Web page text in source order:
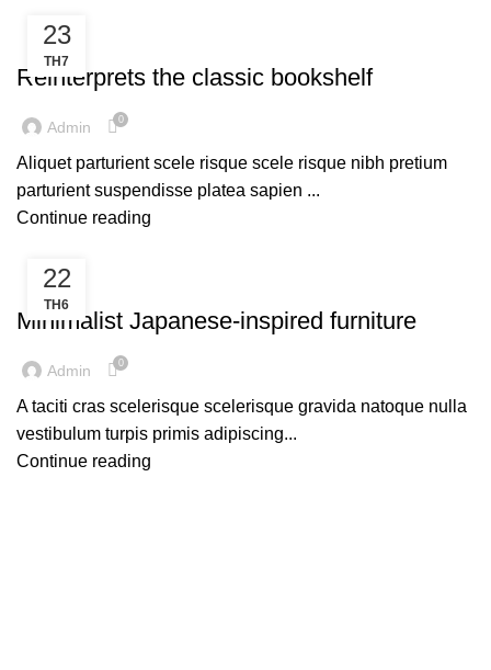
23
TH7
DESIGN TRENDS
Reinterprets the classic bookshelf
Admin 0
Aliquet parturient scele risque scele risque nibh pretium
parturient suspendisse platea sapien ...
Continue reading
22
TH6
INSPIRATION
Minimalist Japanese-inspired furniture
Admin 0
A taciti cras scelerisque scelerisque gravida natoque nulla
vestibulum turpis primis adipiscing...
Continue reading